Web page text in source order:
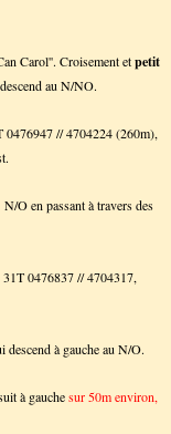
Carol''. Croisement etpetit
au N/NO.
0476947 // 4704224 (260m),
O en passant à travers des
0476837 // 4704317,
à gauche au N/O.
à gauchesur 50m environ,